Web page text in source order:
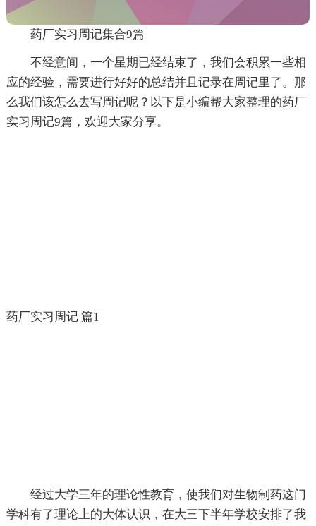
药厂实习周记集合9篇
不经意间，一个星期已经结束了，我们会积累一些相
应的经验，需要进行好好的总结并且记录在周记里了。那
么我们该怎么去写周记呢？以下是小编帮大家整理的药厂
实习周记9篇，欢迎大家分享。
药厂实习周记 篇1
经过大学三年的理论性教育，使我们对生物制药这门
学科有了理论上的大体认识，在大三下半年学校安排了我